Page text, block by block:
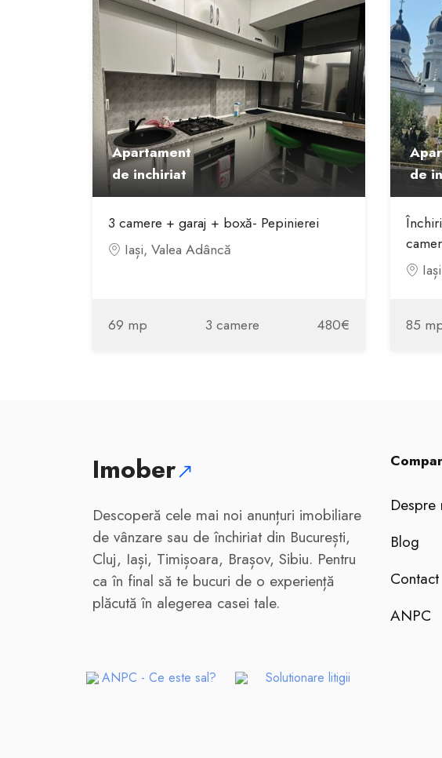
Apartament
de inchiriat
3 camere + garaj + boxă- Pepinierei
Iași, Valea Adâncă
69 mp 3 camere 480€
de
85
Imober
Descoperă cele mai noi anunțuri imobiliare
de vânzare sau de închiriat din București,
Cluj, Iași, Timișoara, Brașov, Sibiu. Pentru
ca în final să te bucuri de o experiență
plăcută în alegerea casei tale.
Despre
Blog
Contact
ANPC